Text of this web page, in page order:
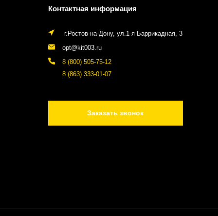
Контактная информация
г.Ростов-на-Дону, ул.1-я Баррикадная, 3
opt@kit003.ru
8 (800) 505-75-12
8 (863) 333-01-07
Заказать звонок